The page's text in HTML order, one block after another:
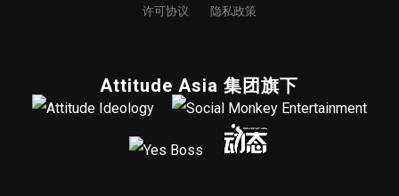
许可协议 隐私政策
Attitude Asia 集团旗下